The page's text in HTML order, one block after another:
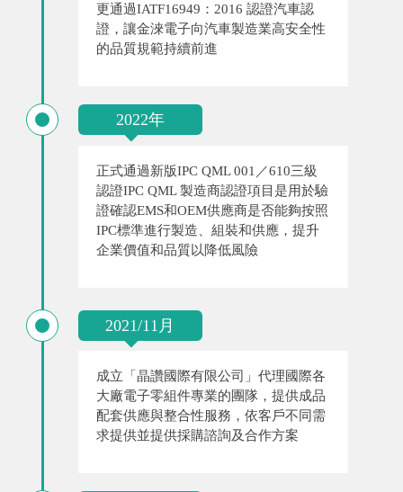
更通過IATF16949：2016 認證汽車認
證，讓金淶電子向汽車製造業高安全性
的品質規範持續前進
2022年
正式通過新版IPC QML 001／610三級
認證IPC QML 製造商認證項目是用於驗
證確認EMS和OEM供應商是否能夠按照
IPC標準進行製造、組裝和供應，提升
企業價值和品質以降低風險
2021/11月
成立「晶讚國際有限公司」代理國際各
大廠電子零組件專業的團隊，提供成品
配套供應與整合性服務，依客戶不同需
求提供並提供採購諮詢及合作方案